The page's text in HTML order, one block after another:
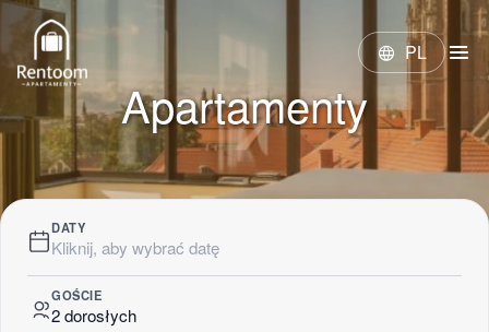
language PL menu
Apartamenty
DATY
Kliknij, aby wybrać datę
GOŚCIE
2 dorosłych